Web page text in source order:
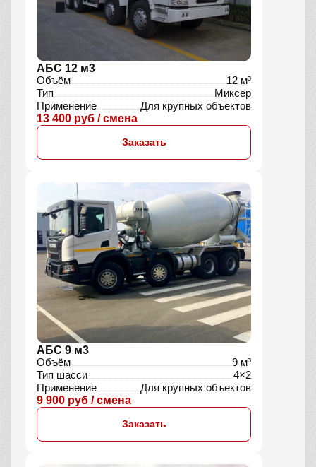
АБС 12 м3
Объём
12 м³
Тип
Миксер
Применение
Для крупных объектов
13 400 руб / смена
Заказать
АБС 9 м3
Объём
9 м³
Тип шасси
4×2
Применение
Для крупных объектов
9 900 руб / смена
Заказать